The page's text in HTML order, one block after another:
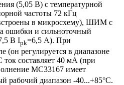
(5,05 В) с температурной
частоты 72 кГц
в микросхему), ШИМ с
ошибки и сильноточный
В Ipk=6,5 А). При
(он регулируется в диапазоне
составляет 40 мА (при
MC33167 имеет
рабочий диапазон -40...+85°С.